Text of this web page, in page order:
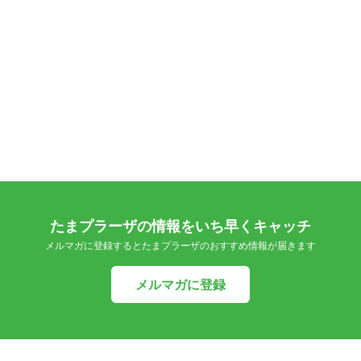
たまプラーザの情報をいち早くキャッチ
メルマガに登録するとたまプラーザのおすすめ情報が届きます
メルマガに登録